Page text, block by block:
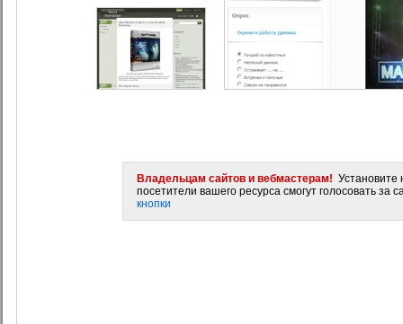
Владельцам сайтов и вебмастерам! Установите
посетители вашего ресурса смогут голосовать за
кнопки